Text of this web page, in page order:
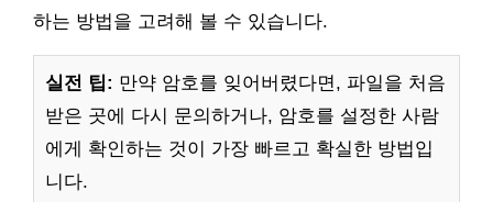
하는 방법을 고려해 볼 수 있습니다.
실전 팁: 만약 암호를 잊어버렸다면, 파일을 처음
받은 곳에 다시 문의하거나, 암호를 설정한 사람
에게 확인하는 것이 가장 빠르고 확실한 방법입
니다.